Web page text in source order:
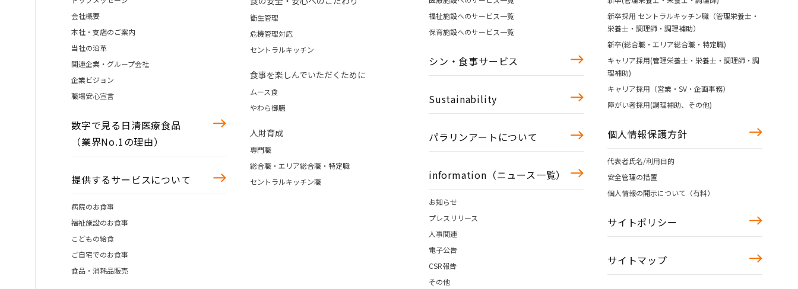
会社概要
本社・支店のご案内
当社の沿革
関連企業・グループ会社
企業ビジョン
職場安心宣言
数字で見る日清医療食品
（業界No.1の理由）
提供するサービスについて
病院のお食事
福祉施設のお食事
こどもの給食
ご自宅でのお食事
食品・消耗品販売
衛生管理
危機管理対応
セントラルキッチン
食事を楽しんでいただくために
ムース食
やわら御膳
人財育成
専門職
総合職・エリア総合職・特定職
セントラルキッチン職
福祉施設へのサービス一覧
保育施設へのサービス一覧
シン・食事サービス
Sustainability
パラリンアートについて
information（ニュース一覧）
お知らせ
プレスリリース
人事関連
電子公告
CSR報告
その他
新卒採用 セントラルキッチン職（管理栄養士・
栄養士・調理師・調理補助）
新卒(総合職・エリア総合職・特定職)
キャリア採用(管理栄養士・栄養士・調理師・調
理補助)
キャリア採用（営業・SV・企画事務）
障がい者採用(調理補助、その他)
個人情報保護方針
代表者氏名/利用目的
安全管理の措置
個人情報の開示について（有料）
サイトポリシー
サイトマップ